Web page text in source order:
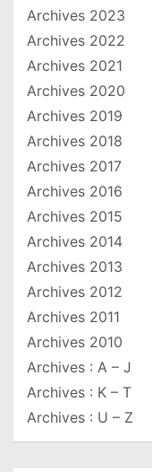
Archives 2023
Archives 2022
Archives 2021
Archives 2020
Archives 2019
Archives 2018
Archives 2017
Archives 2016
Archives 2015
Archives 2014
Archives 2013
Archives 2012
Archives 2011
Archives 2010
Archives : A – J
Archives : K – T
Archives : U – Z